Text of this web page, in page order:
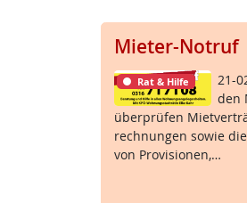
Mieter-Notruf
Rat & Hilfe
21-
den
über­prü­fen
rech­nun­gen so­wie
von Pro­vi­sio­nen,…